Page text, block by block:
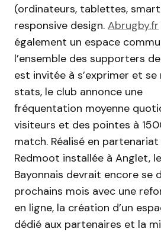
(ordinateurs, tablettes,
responsive design. Abrugby.fr
également un espace
l’ensemble des supporters
est invitée à s’exprimer et
stats, le club annonce une
fréquentation moyenne
visiteurs et des pointes à
match. Réalisé en
Redmoot installée à Anglet,
Bayonnais devrait encore se
prochains mois avec une
en ligne, la création d’un
dédié aux partenaires et la